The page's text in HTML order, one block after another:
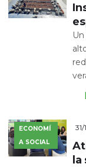
ECONOMÍ
A SOCIAL
la